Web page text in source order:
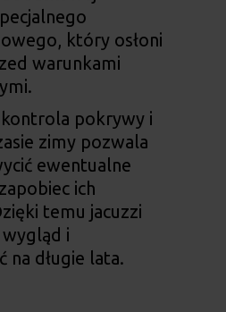
który osłoni
warunkami
kontrola pokrywy i
zimy pozwala
ewentualne
ich
temu jacuzzi
i
na długie lata.